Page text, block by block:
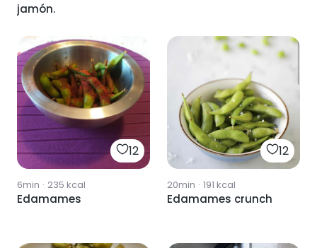
jamón.
12
6min · 235 kcal
Edamames
12
20min · 191 kcal
Edamames crunch